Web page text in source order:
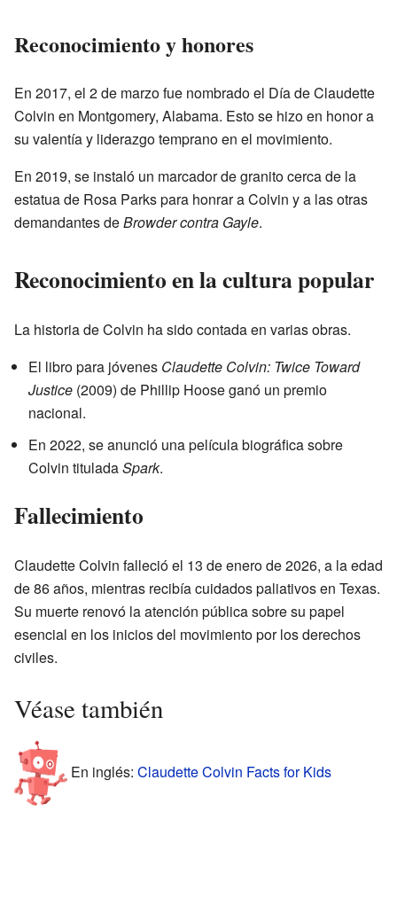
Reconocimiento y honores
En 2017, el 2 de marzo fue nombrado el Día de Claudette
Colvin en Montgomery, Alabama. Esto se hizo en honor a
su valentía y liderazgo temprano en el movimiento.
En 2019, se instaló un marcador de granito cerca de la
estatua de Rosa Parks para honrar a Colvin y a las otras
demandantes deBrowder contra Gayle.
Reconocimiento en la cultura popular
La historia de Colvin ha sido contada en varias obras.
El libro para jóvenes Claudette Colvin: Twice Toward
Justice (2009) de Phillip Hoose ganó un premio
nacional.
En 2022, se anunció una película biográfica sobre
Colvin tituladaSpark.
Fallecimiento
Claudette Colvin falleció el 13 de enero de 2026, a la edad
de 86 años, mientras recibía cuidados paliativos en Texas.
Su muerte renovó la atención pública sobre su papel
esencial en los inicios del movimiento por los derechos
civiles.
Véase también
En inglés: Claudette Colvin Facts for Kids